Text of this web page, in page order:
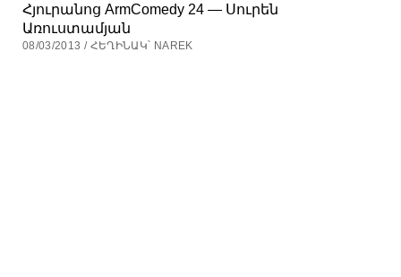
Հյուրանոց ArmComedy 24 — Սուրեն
Առուստամյան
08/03/2013 / ՀԵՂԻՆԱԿ՝ NAREK